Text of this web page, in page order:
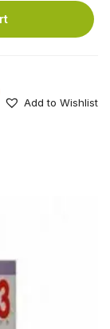
Add to Wishlist